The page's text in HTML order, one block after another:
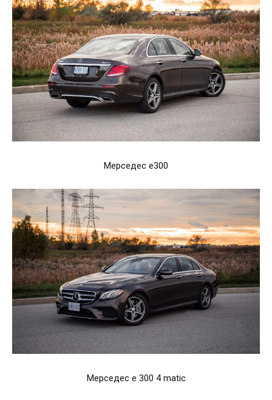
Мерседес e300
Мерседес е 300 4 matic